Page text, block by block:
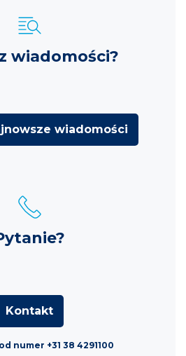
wiadomości?
wiadomości
Kontakt
numer +31 38 4291100